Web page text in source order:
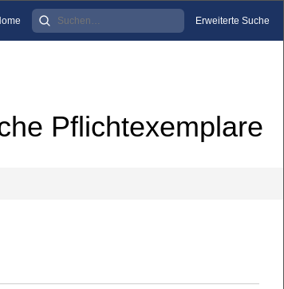
Erweiterte Suche
Pflichtexemplare